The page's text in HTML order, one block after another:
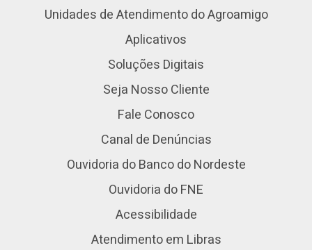
Unidades de Atendimento do Agroamigo
Aplicativos
Soluções Digitais
Seja Nosso Cliente
Fale Conosco
Canal de Denúncias
Ouvidoria do Banco do Nordeste
Ouvidoria do FNE
Acessibilidade
Atendimento em Libras